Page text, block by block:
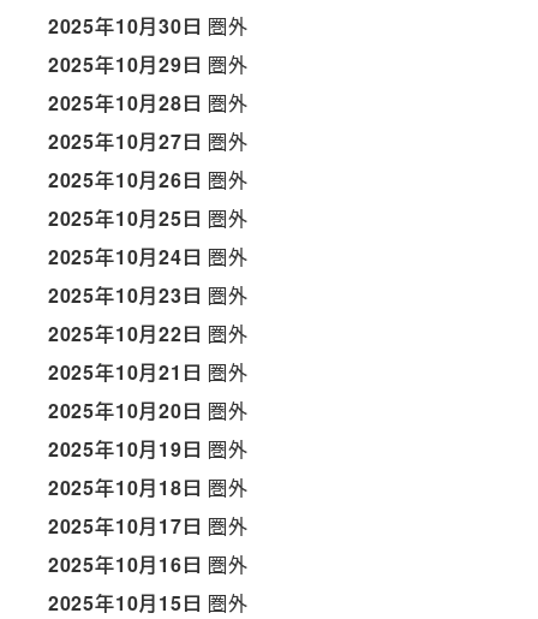
2025年10月30日 圏外
2025年10月29日 圏外
2025年10月28日 圏外
2025年10月27日 圏外
2025年10月26日 圏外
2025年10月25日 圏外
2025年10月24日 圏外
2025年10月23日 圏外
2025年10月22日 圏外
2025年10月21日 圏外
2025年10月20日 圏外
2025年10月19日 圏外
2025年10月18日 圏外
2025年10月17日 圏外
2025年10月16日 圏外
2025年10月15日 圏外